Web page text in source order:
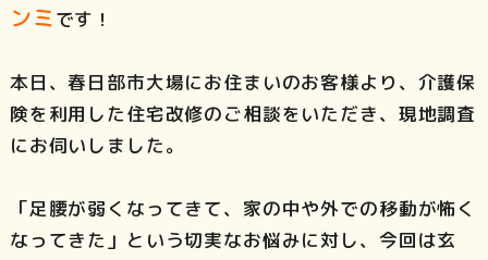
ンミです！
本日、春日部市大場にお住まいのお客様より、介護保
険を利用した住宅改修のご相談をいただき、現地調査
にお伺いしました。
「足腰が弱くなってきて、家の中や外での移動が怖く
なってきた」という切実なお悩みに対し、今回は玄